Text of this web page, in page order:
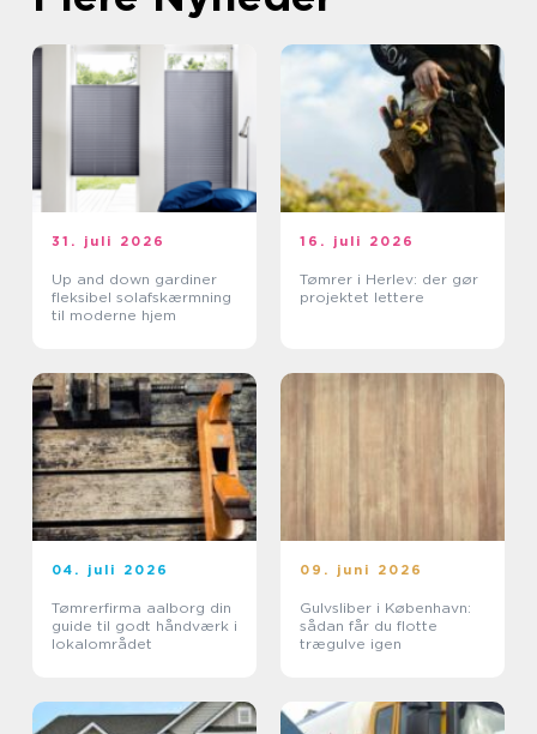
31. juli 2026
Up and down gardiner
fleksibel solafskærmning
til moderne hjem
16. juli 2026
Tømrer i Herlev: der gør
projektet lettere
04. juli 2026
Tømrerfirma aalborg din
guide til godt håndværk i
lokalområdet
09. juni 2026
Gulvsliber i København:
sådan får du flotte
trægulve igen